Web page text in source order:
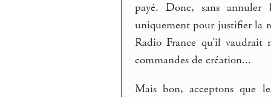
payé. Donc, sans
uniquement pour justifier la
Radio France qu’il
commandes de création...
Mais bon, acceptons que